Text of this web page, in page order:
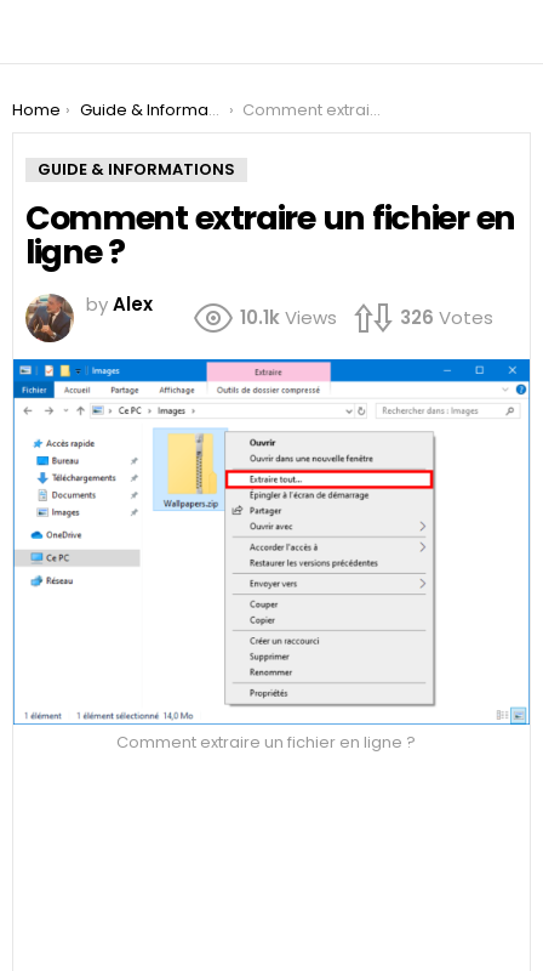
You are here:
Home Guide & Informations Comment extraire un fichier en ligne ?
GUIDE & INFORMATIONS
Comment extraire un fichier en
ligne ?
byAlex
10.1kViews 326 Votes
Comment extraire un fichier en ligne ?